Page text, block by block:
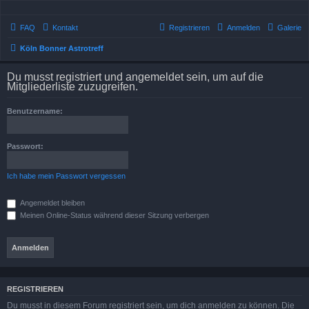
Galerie
FAQ Kontakt Anmelden
Registrieren
Köln Bonner Astrotreff
Du musst registriert und angemeldet sein, um auf die
Mitgliederliste zuzugreifen.
Benutzername:
Passwort:
Ich habe mein Passwort vergessen
Angemeldet bleiben
Meinen Online-Status während dieser Sitzung verbergen
REGISTRIEREN
Du musst in diesem Forum registriert sein, um dich anmelden zu können. Die